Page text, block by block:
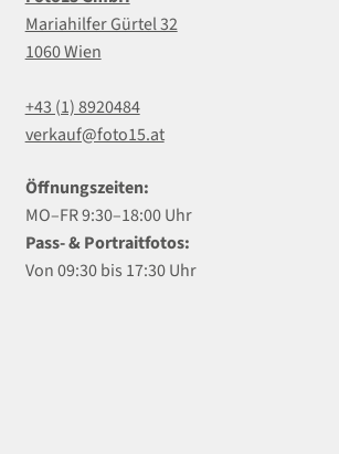
Mariahilfer Gürtel 32
1060 Wien
+43 (1) 8920484
verkauf@foto15.at
Öffnungszeiten:
MO–FR 9:30–18:00 Uhr
Pass- & Portraitfotos:
Von 09:30 bis 17:30 Uhr